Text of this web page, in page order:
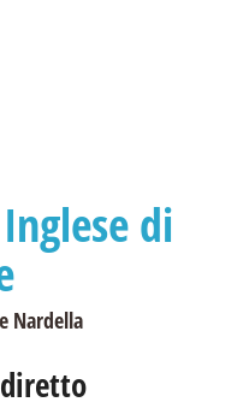
di
Nardella